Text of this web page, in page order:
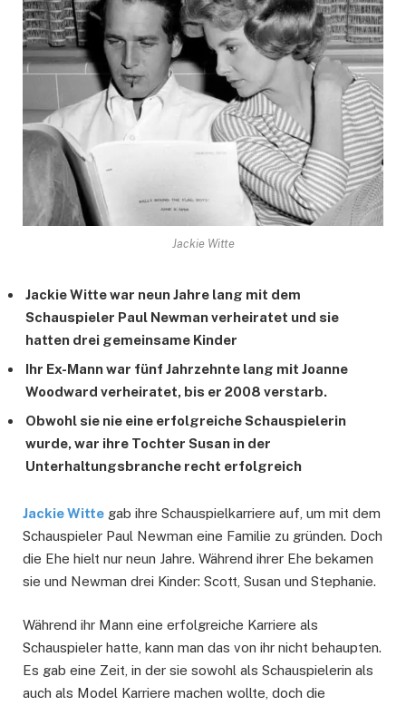
Jackie Witte
Jackie Witte war neun Jahre lang mit dem
Schauspieler Paul Newman verheiratet und sie
hatten drei gemeinsame Kinder
Ihr Ex-Mann war fünf Jahrzehnte lang mit Joanne
Woodward verheiratet, bis er 2008 verstarb.
Obwohl sie nie eine erfolgreiche Schauspielerin
wurde, war ihre Tochter Susan in der
Unterhaltungsbranche recht erfolgreich
Jackie Witte gab ihre Schauspielkarriere auf, um mit dem
Schauspieler Paul Newman eine Familie zu gründen. Doch
die Ehe hielt nur neun Jahre. Während ihrer Ehe bekamen
sie und Newman drei Kinder: Scott, Susan und Stephanie.
Während ihr Mann eine erfolgreiche Karriere als
Schauspieler hatte, kann man das von ihr nicht behaupten.
Es gab eine Zeit, in der sie sowohl als Schauspielerin als
auch als Model Karriere machen wollte, doch die